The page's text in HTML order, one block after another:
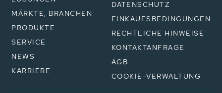
MÄRKTE, BRANCHEN
PRODUKTE
SERVICE
NEWS
KARRIERE
DATENSCHUTZ
EINKAUFSBEDINGUNGEN
RECHTLICHE HINWEISE
KONTAKTANFRAGE
AGB
COOKIE-VERWALTUNG